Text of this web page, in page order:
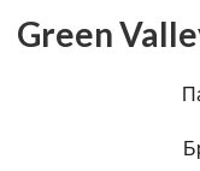
Green